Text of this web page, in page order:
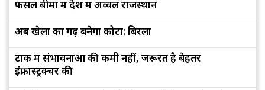
फसल बीमा में देश में अव्वल राजस्थान
अब खेलों का गढ़ बनेगा कोटा: बिरला
टोंक में संभावनाओं की कमी नहीं, जरूरत है बेहतर
इंफ्रास्ट्रक्चर की